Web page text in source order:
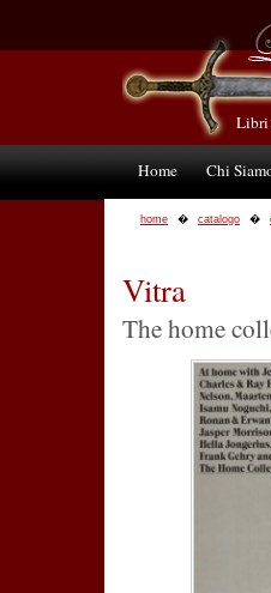
Libri
Home Chi
home catalogo
Vitra
The home